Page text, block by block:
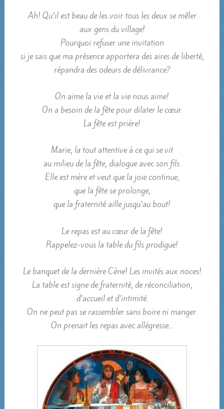
Ah! Qu’il est beau de les voir tous les deux se mêler
aux gens du village!
Pourquoi refuser une invitation
si je sais que ma présence apportera des aires de liberté,
répandra des odeurs de délivrance?
On aime la vie et la vie nous aime!
On a besoin de la fête pour dilater le cœur.
La fête est prière!
Marie, la tout attentive à ce qui se vit
au milieu de la fête, dialogue avec son fils.
Elle est mère et veut que la joie continue,
que la fête se prolonge,
que la fraternité aille jusqu’au bout!
Le repas est au cœur de la fête!
Rappelez-vous la table du fils prodigue!
Le banquet de la dernière Cène! Les invités aux noces!
La table est signe de fraternité, de réconciliation,
d’accueil et d’intimité.
On ne peut pas se rassembler sans boire ni manger.
On prenait les repas avec allégresse…